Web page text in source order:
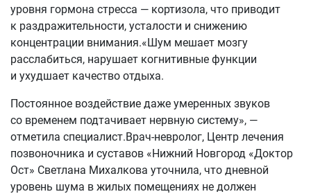
уровня гормона стресса — кортизола, что приводит
к раздражительности, усталости и снижению
концентрации внимания.«Шум мешает мозгу
расслабиться, нарушает когнитивные функции
и ухудшает качество отдыха.
Постоянное воздействие даже умеренных звуков
со временем подтачивает нервную систему», —
отметила специалист.Врач-невролог, Центр лечения
позвоночника и суставов «Нижний Новгород «Доктор
Ост» Светлана Михалкова уточнила, что дневной
уровень шума в жилых помещениях не должен